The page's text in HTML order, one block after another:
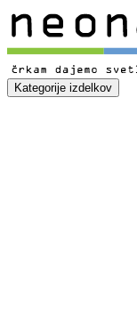
Kategorije izdelkov